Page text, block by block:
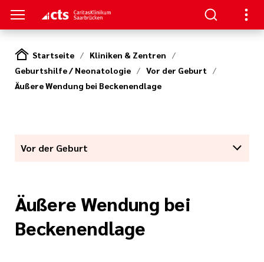
Ihrem
Aufenthalts
(CKS)
und
Startseite
Kliniken & Zentren
Geburtshilfe / Neonatologie
Vor der Geburt
Äußere Wendung bei Beckenendlage
Vor der Geburt
Äußere Wendung bei
Beckenendlage